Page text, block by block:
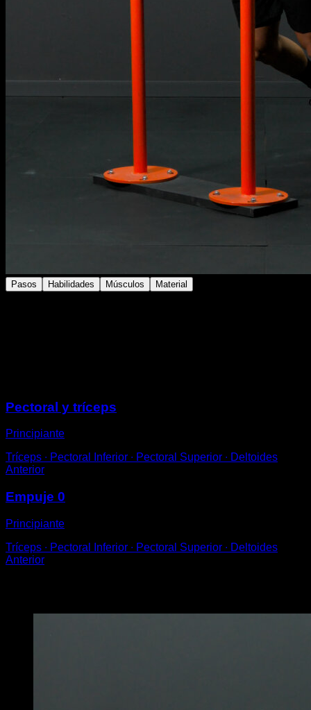
Pasos Habilidades Músculos Material
Pectoral y tríceps
Principiante
Tríceps ∙ Pectoral Inferior ∙ Pectoral Superior ∙ Deltoides
Anterior
Empuje 0
Principiante
Tríceps ∙ Pectoral Inferior ∙ Pectoral Superior ∙ Deltoides
Anterior